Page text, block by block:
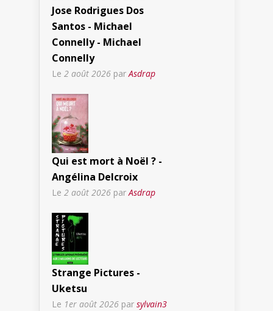
Jose Rodrigues Dos
Santos - Michael
Connelly - Michael
Connelly
Le 2 août 2026 parAsdrap
Qui est mort à Noël ? -
Angélina Delcroix
Le 2 août 2026 parAsdrap
Strange Pictures -
Uketsu
Le 1er août 2026 par sylvain3